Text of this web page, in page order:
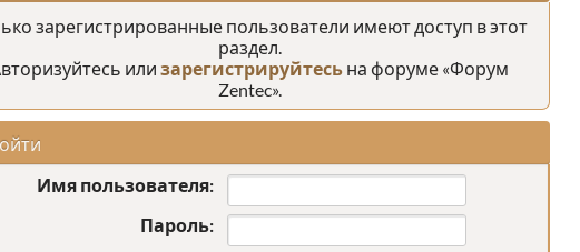
зарегистрированные пользователи имеют доступ в этот
раздел.
или зарегистрируйтесь на форуме «Форум
Zentec».
Имя пользователя:
Пароль: